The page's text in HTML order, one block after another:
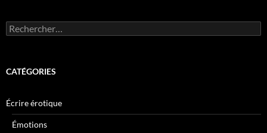
Rechercher :
CATÉGORIES
Écrire érotique
Émotions